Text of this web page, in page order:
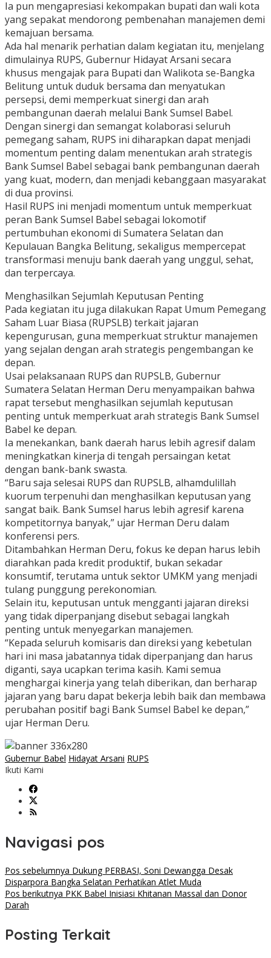
Ia pun mengapresiasi kekompakan bupati dan wali kota
yang sepakat mendorong pembenahan manajemen demi
kemajuan bersama.
Ada hal menarik perhatian dalam kegiatan itu, menjelang
dimulainya RUPS, Gubernur Hidayat Arsani secara
khusus mengajak para Bupati dan Walikota se-Bangka
Belitung untuk duduk bersama dan menyatukan
persepsi, demi memperkuat sinergi dan arah
pembangunan daerah melalui Bank Sumsel Babel.
Dengan sinergi dan semangat kolaborasi seluruh
pemegang saham, RUPS ini diharapkan dapat menjadi
momentum penting dalam menentukan arah strategis
Bank Sumsel Babel sebagai bank pembangunan daerah
yang kuat, modern, dan menjadi kebanggaan masyarakat
di dua provinsi.
Hasil RUPS ini menjadi momentum untuk memperkuat
peran Bank Sumsel Babel sebagai lokomotif
pertumbuhan ekonomi di Sumatera Selatan dan
Kepulauan Bangka Belitung, sekaligus mempercepat
transformasi menuju bank daerah yang unggul, sehat,
dan terpercaya.
Menghasilkan Sejumlah Keputusan Penting
Pada kegiatan itu juga dilakukan Rapat Umum Pemegang
Saham Luar Biasa (RUPSLB) terkait jajaran
kepengurusan, guna memperkuat struktur manajemen
yang sejalan dengan arah strategis pengembangan ke
depan.
Usai pelaksanaan RUPS dan RUPSLB, Gubernur
Sumatera Selatan Herman Deru menyampaikan bahwa
rapat tersebut menghasilkan sejumlah keputusan
penting untuk memperkuat arah strategis Bank Sumsel
Babel ke depan.
Ia menekankan, bank daerah harus lebih agresif dalam
meningkatkan kinerja di tengah persaingan ketat
dengan bank-bank swasta.
“Baru saja selesai RUPS dan RUPSLB, alhamdulillah
kuorum terpenuhi dan menghasilkan keputusan yang
sangat baik. Bank Sumsel harus lebih agresif karena
kompetitornya banyak,” ujar Herman Deru dalam
konferensi pers.
Ditambahkan Herman Deru, fokus ke depan harus lebih
diarahkan pada kredit produktif, bukan sekadar
konsumtif, terutama untuk sektor UMKM yang menjadi
tulang punggung perekonomian.
Selain itu, keputusan untuk mengganti jajaran direksi
yang tidak diperpanjang disebut sebagai langkah
penting untuk menyegarkan manajemen.
“Kepada seluruh komisaris dan direksi yang kebetulan
hari ini masa jabatannya tidak diperpanjang dan harus
diganti, saya ucapkan terima kasih. Kami semua
menghargai kinerja yang telah diberikan, dan berharap
jajaran yang baru dapat bekerja lebih baik dan membawa
perubahan positif bagi Bank Sumsel Babel ke depan,”
ujar Herman Deru.
Gubernur Babel Hidayat Arsani RUPS
Ikuti Kami
Navigasi pos
Pos sebelumnya Dukung PERBASI, Soni Dewangga Desak
Disparpora Bangka Selatan Perhatikan Atlet Muda
Pos berikutnya PKK Babel Inisiasi Khitanan Massal dan Donor
Darah
Posting Terkait